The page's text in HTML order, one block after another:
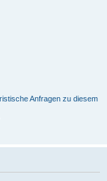
Anfragen zu diesem